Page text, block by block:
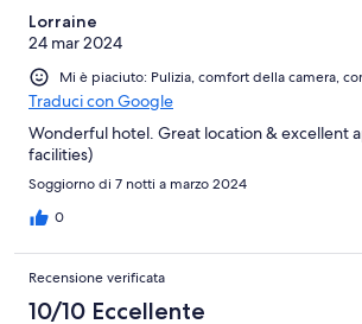
Lorraine
24 mar 2024
Mi è piaciuto: Pulizia, comfort della camera,
Traduci con Google
Wonderful hotel. Great location & excellent
facilities)
Soggiorno di 7 notti a marzo 2024
0
Recensione verificata
10/10 Eccellente